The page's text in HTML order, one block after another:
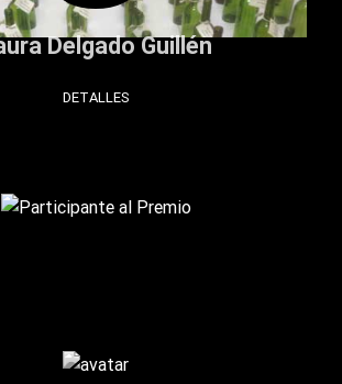
Delgado Guillén
DETALLES